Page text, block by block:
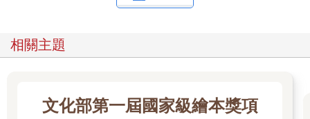
今天也是一樣，綺媚來到方塊人前面，拿出手機撥出電話，而她
「這個時間，勝岳應該還沒睡吧？」綺媚心裡想著，而且她今天
要回來，勝岳也早就知道了。
會再買點宵夜，在車上邊聊天邊吃。
雖然已經結婚二十年了，但綺媚還是很喜歡這樣在車上約會的兩
相關主題
文化部第一屆國家級繪本獎項